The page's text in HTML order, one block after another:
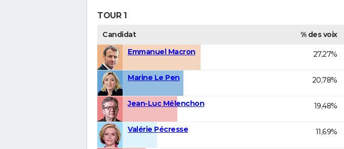
TOUR 1
Candidat % des voix
Emmanuel Macron
27,27%
Marine Le Pen 20,78%
Jean-Luc Mélenchon 19,48%
Valérie Pécresse 11,69%